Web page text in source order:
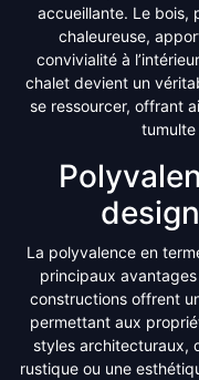
accueillante. Le bois,
chaleureuse,
convivialité à
chalet devient un
se ressourcer, offrant
La polyvalence en
principaux
constructions offrent
permettant aux
styles architecturaux,
rustique ou une